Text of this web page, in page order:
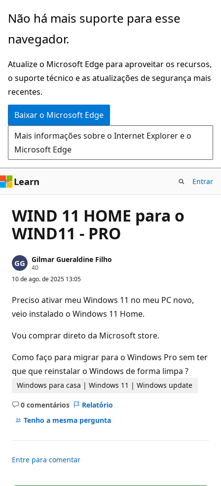
Pular
o
principal
Não há mais suporte para esse
navegador.
Atualize o Microsoft Edge para aproveitar os recursos,
o suporte técnico e as atualizações de segurança mais
recentes.
Baixar o Microsoft Edge
Mais informações sobre o Internet Explorer e o
Microsoft Edge
Learn Entrar
WIND 11 HOME para o
WIND11 - PRO
Gilmar Gueraldine Filho
40P
n
s
d
e
e
p
t
ç
o
10 de ago. de 2025 13:05
Preciso ativar meu Windows 11 no meu PC novo,
veio instalado o Windows 11 Home.
Vou comprar direto da Microsoft store.
Como faço para migrar para o Windows Pro sem ter
que que reinstalar o Windows de forma limpa ?
Windows para casa | Windows 11 | Windows update
0 comentários
Sem
comentários
Relatório
Tenho a mesma pergunta
Entre para comentar